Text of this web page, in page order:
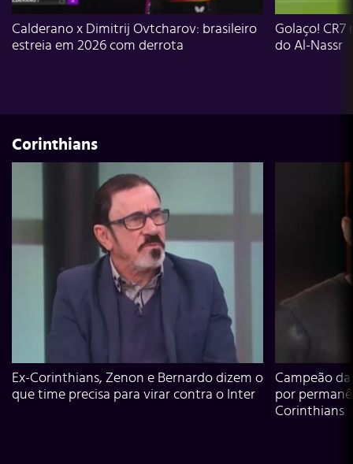
Calderano x Dimitrij Ovtcharov: brasileiro
estreia em 2026 com derrota
Golaço!
do Al-Nassr
Corinthians
Ex-Corinthians, Zenon e Bernardo dizem o
que time precisa para virar contra o Inter
Campeão
por
Corinthians